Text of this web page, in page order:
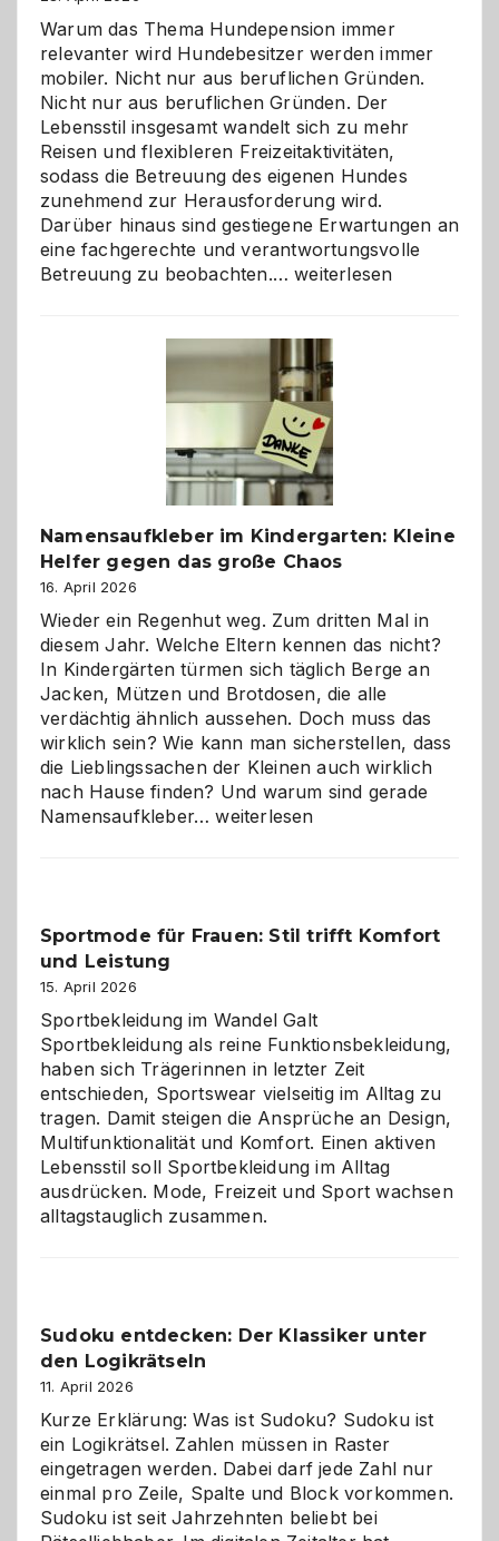
Warum das Thema Hundepension immer
relevanter wird Hundebesitzer werden immer
mobiler. Nicht nur aus beruflichen Gründen.
Nicht nur aus beruflichen Gründen. Der
Lebensstil insgesamt wandelt sich zu mehr
Reisen und flexibleren Freizeitaktivitäten,
sodass die Betreuung des eigenen Hundes
zunehmend zur Herausforderung wird.
Darüber hinaus sind gestiegene Erwartungen an
eine fachgerechte und verantwortungsvolle
Betreuung zu beobachten.…Betreuung
wann
ist
eine
Hundepension
die
richtige
weiterlesen
Namensaufkleber im Kindergarten: Kleine
Helfer gegen das große Chaos
16. April 2026
Wieder ein Regenhut weg. Zum dritten Mal in
diesem Jahr. Welche Eltern kennen das nicht?
In Kindergärten türmen sich täglich Berge an
Jacken, Mützen und Brotdosen, die alle
verdächtig ähnlich aussehen. Doch muss das
wirklich sein? Wie kann man sicherstellen, dass
die Lieblingssachen der Kleinen auch wirklich
nach Hause finden? Und warum sind gerade
Namensaufkleber…Namensaufkleber
gegen
Chaos
weiterlesen
Sportmode für Frauen: Stil trifft Komfort
und Leistung
15. April 2026
Sportbekleidung im Wandel Galt
Sportbekleidung als reine Funktionsbekleidung,
haben sich Trägerinnen in letzter Zeit
entschieden, Sportswear vielseitig im Alltag zu
tragen. Damit steigen die Ansprüche an Design,
Multifunktionalität und Komfort. Einen aktiven
Lebensstil soll Sportbekleidung im Alltag
ausdrücken. Mode, Freizeit und Sport wachsen
alltagstauglich zusammen.
Sudoku entdecken: Der Klassiker unter
den Logikrätseln
11. April 2026
Kurze Erklärung: Was ist Sudoku? Sudoku ist
ein Logikrätsel. Zahlen müssen in Raster
eingetragen werden. Dabei darf jede Zahl nur
einmal pro Zeile, Spalte und Block vorkommen.
Sudoku ist seit Jahrzehnten beliebt bei